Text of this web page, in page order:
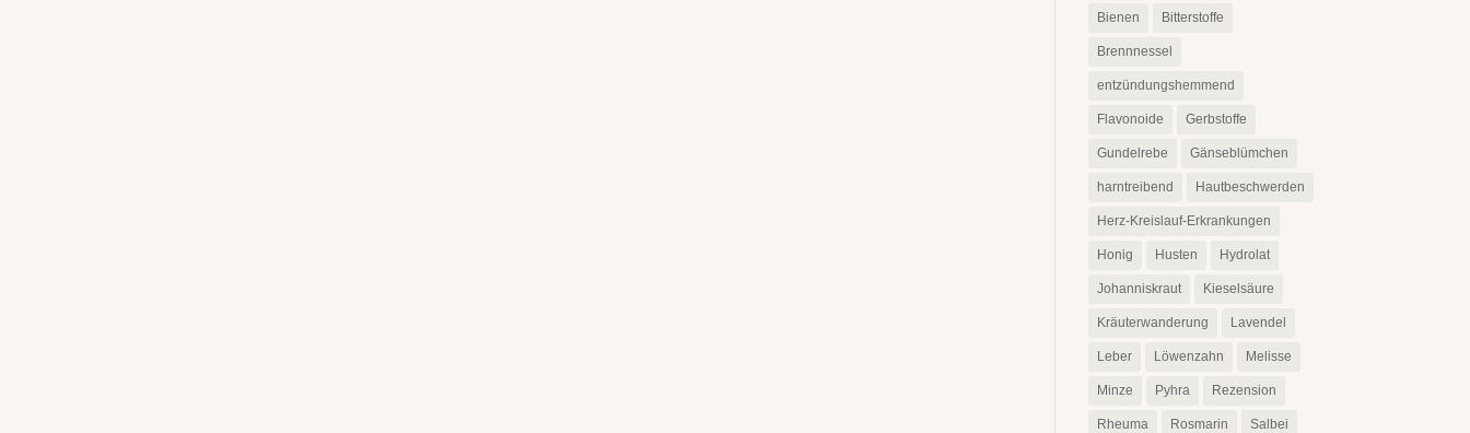
Bienen Bitterstoffe
Brennnessel
entzündungshemmend
Flavonoide Gerbstoffe
Gundelrebe Gänseblümchen
harntreibend Hautbeschwerden
Herz-Kreislauf-Erkrankungen
Honig Husten Hydrolat
Johanniskraut Kieselsäure
Kräuterwanderung Lavendel
Leber Löwenzahn Melisse
Minze Pyhra Rezension
Rheuma Rosmarin Salbei